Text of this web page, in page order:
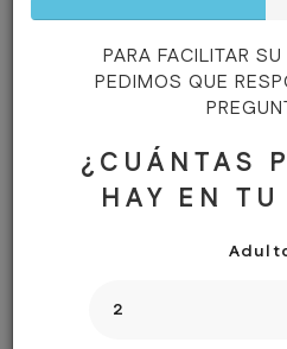
NECESITAN
En caso de cualquier duda,
telefonos.
+ 34 627 679 153
PARA FACILITAR
PEDIMOS QUE
¿CUÁNTAS
HAY EN